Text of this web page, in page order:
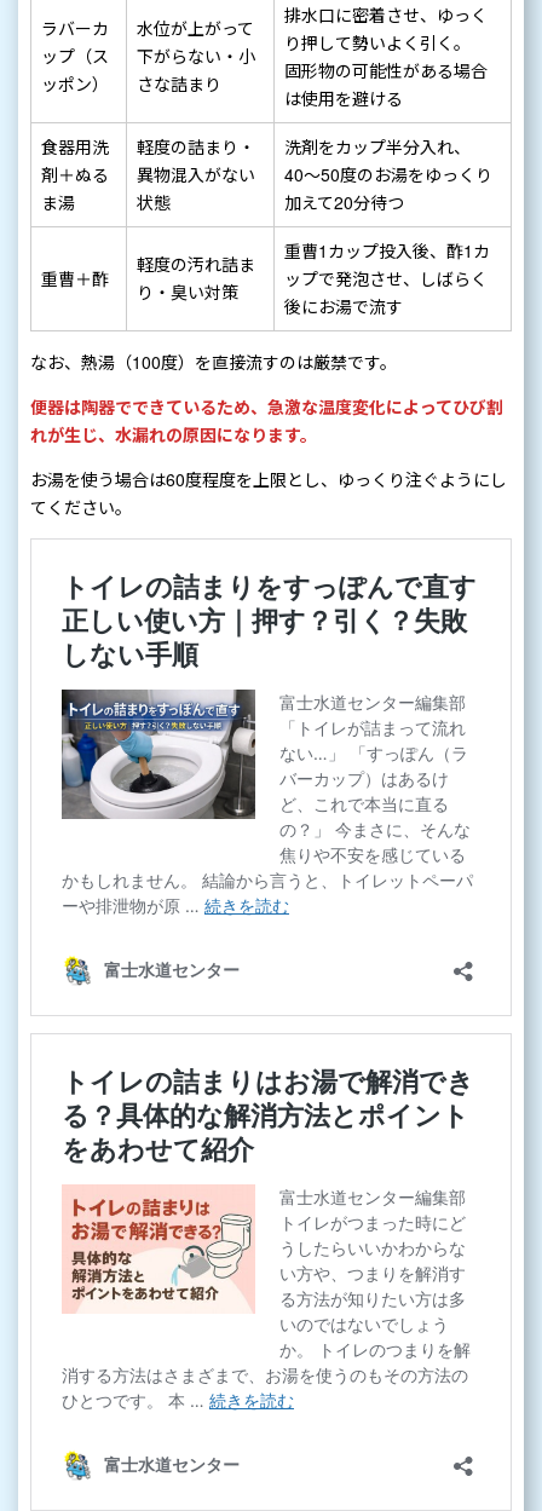
ラバーカ
ップ（ス
ッポン）
水位が上がって
下がらない・小
さな詰まり
排水口に密着させ、ゆっく
り押して勢いよく引く。
固形物の可能性がある場合
は使用を避ける
食器用洗
剤＋ぬる
ま湯
軽度の詰まり・
異物混入がない
状態
洗剤をカップ半分入れ、
40〜50度のお湯をゆっくり
加えて20分待つ
重曹＋酢
軽度の汚れ詰ま
り・臭い対策
重曹1カップ投入後、酢1カ
ップで発泡させ、しばらく
後にお湯で流す
なお、熱湯（100度）を直接流すのは厳禁です。
便器は陶器でできているため、急激な温度変化によってひび割
れが生じ、水漏れの原因になります。
お湯を使う場合は60度程度を上限とし、ゆっくり注ぐようにし
てください。